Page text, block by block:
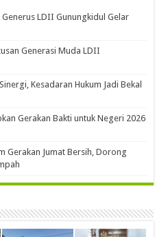
LDII Gunungkidul Gelar
Generasi Muda LDII
Kesadaran Hukum Jadi Bekal
Gerakan Bakti untuk Negeri 2026
Gerakan Jumat Bersih, Dorong